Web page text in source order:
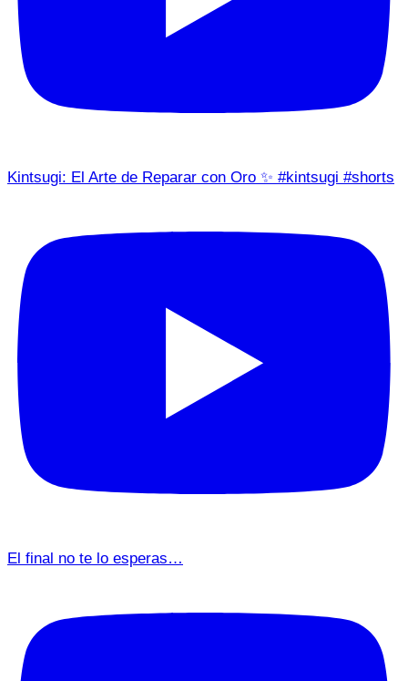
Kintsugi: El Arte de Reparar con Oro ✨ #kintsugi #shorts
El final no te lo esperas…